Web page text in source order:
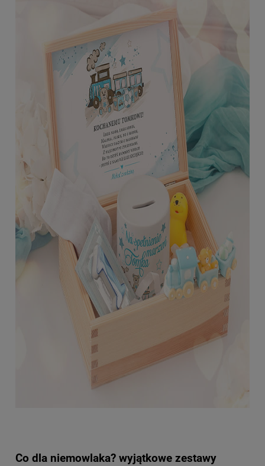
Co dla niemowlaka? wyjątkowe zestawy